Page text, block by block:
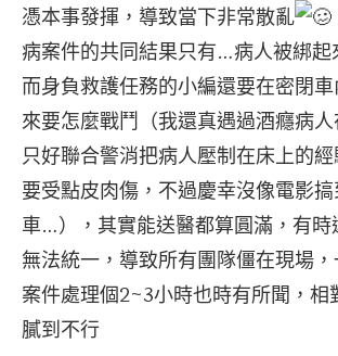
憑本事發揮，導致當下非常散亂
病案件的共同結果只有…病人被綁起
而身負救護任務的小編還要在密閉
來要怎麼戰鬥（我還真遇過酒癮病人
只好聯合警消把病人壓制在床上的
要受點皮肉傷，不過慶幸沒像電影
車…），其實能送醫都算圓滿，有時
無法統一，導致所有團隊僵在現場
案件處理個2~3小時也時有所聞，相
膩到不行